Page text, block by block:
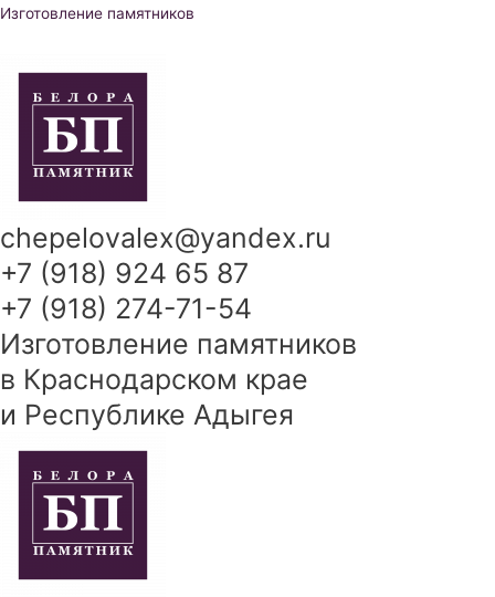
Перейти
Изготовление памятников
chepelovalex@yandex.ru
+7 (918) 924 65 87
+7 (918) 274-71-54
Изготовление памятников
в Краснодарском крае
и Республике Адыгея